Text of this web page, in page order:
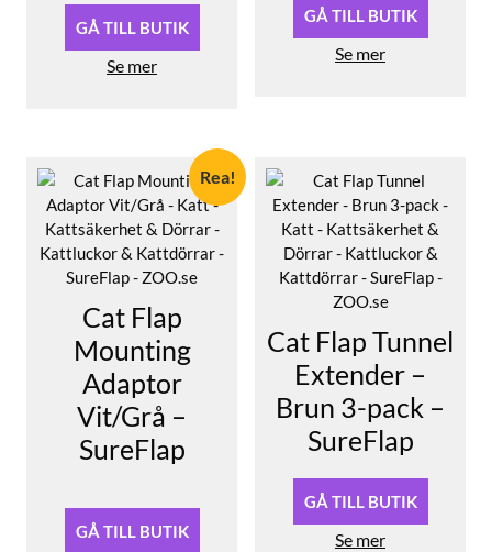
GÅ TILL BUTIK
Se mer
priset
239,00 kr.
priset
203,15 kr.
GÅ TILL BUTIK
Se mer
Rea!
Cat Flap
Mounting
Adaptor
Vit/Grå –
SureFlap
ursprungliga
priset
nuvarande
priset
GÅ TILL BUTIK
Cat Flap Tunnel
Extender –
Brun 3-pack –
SureFlap
GÅ TILL BUTIK
Se mer